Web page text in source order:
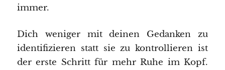
immer.
Dich weniger mit deinen Gedanken zu
identifizieren statt sie zu kontrollieren ist
der erste Schritt für mehr Ruhe im Kopf.